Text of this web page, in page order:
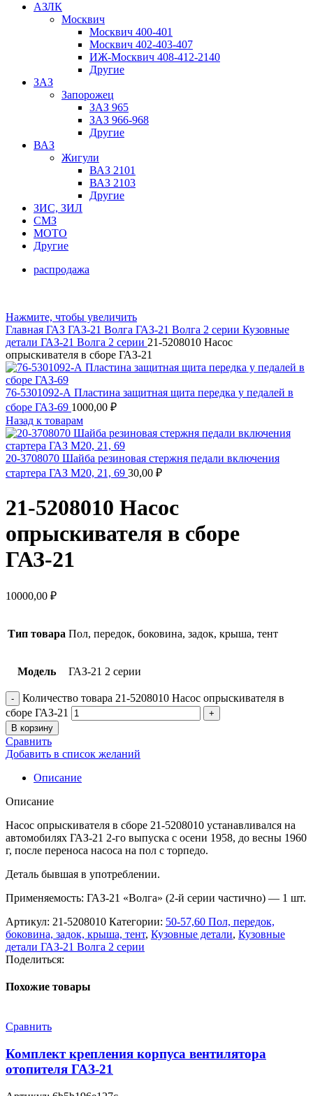
АЗЛК
Москвич
Москвич 400-401
Москвич 402-403-407
ИЖ-Москвич 408-412-2140
Другие
ЗАЗ
Запорожец
ЗАЗ 965
ЗАЗ 966-968
Другие
ВАЗ
Жигули
ВАЗ 2101
ВАЗ 2103
Другие
ЗИС, ЗИЛ
СМЗ
МОТО
Другие
распродажа
Нажмите, чтобы увеличить
Главная ГАЗ ГАЗ-21 Волга ГАЗ-21 Волга 2 серии Кузовные
детали ГАЗ-21 Волга 2 серии 21-5208010 Насос
опрыскивателя в сборе ГАЗ-21
76-5301092-А Пластина защитная щита передка у педалей в
сборе ГАЗ-69 1000,00 ₽
Назад к товарам
20-3708070 Шайба резиновая стержня педали включения
стартера ГАЗ М20, 21, 69 30,00 ₽
21-5208010 Насос
опрыскивателя в сборе
ГАЗ-21
10000,00 ₽
Тип товара Пол, передок, боковина, задок, крыша, тент
Модель ГАЗ-21 2 серии
Количество товара 21-5208010 Насос опрыскивателя в
сборе ГАЗ-21
В корзину
Сравнить
Добавить в список желаний
Описание
Описание
Насос опрыскивателя в сборе 21-5208010 устанавливался на
автомобилях ГАЗ-21 2-го выпуска с осени 1958, до весны 1960
г, после переноса насоса на пол с торпедо.
Деталь бывшая в употреблении.
Применяемость: ГАЗ-21 «Волга» (2-й серии частично) — 1 шт.
Артикул: 21-5208010 Категории: 50-57,60 Пол, передок,
боковина, задок, крыша, тент, Кузовные детали, Кузовные
детали ГАЗ-21 Волга 2 серии
Поделиться:
Похожие товары
Сравнить
Комплект крепления корпуса вентилятора
отопителя ГАЗ-21